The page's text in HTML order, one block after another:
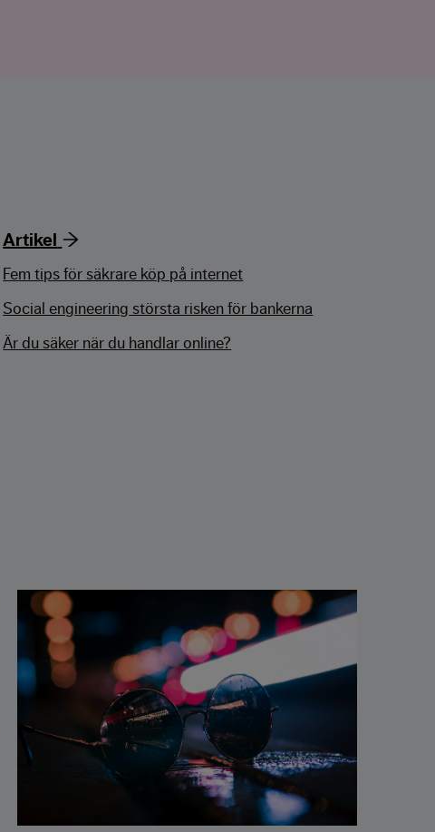
Artikel
Fem tips för säkrare köp på internet
Social engineering största risken för bankerna
Är du säker när du handlar online?